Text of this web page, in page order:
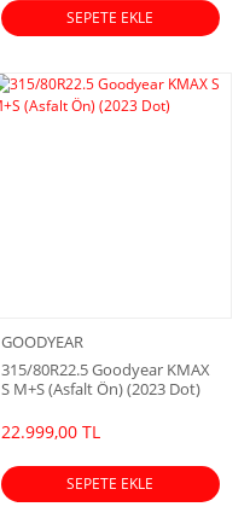
SEPETE EKLE
GOODYEAR
315/80R22.5 Goodyear KMAX
S M+S (Asfalt Ön) (2023 Dot)
22.999,00 TL
SEPETE EKLE